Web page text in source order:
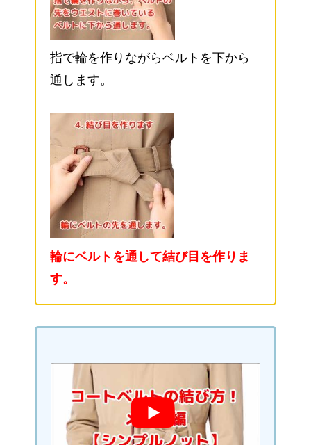
指で輪を作りながらベルトを下から
通します。
輪にベルトを通して結び目を作りま
す。